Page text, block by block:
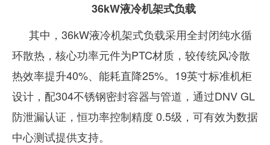
36kW液冷机架式负载
其中，36kW液冷机架式负载采用全封闭纯水循
环散热，核心功率元件为PTC材质，较传统风冷散
热效率提升40%、能耗直降25%。19英寸标准机柜
设计，配304不锈钢密封容器与管道，通过DNV GL
防泄漏认证，恒功率控制精度 0.5级，可有效为数据
中心测试提供支持。